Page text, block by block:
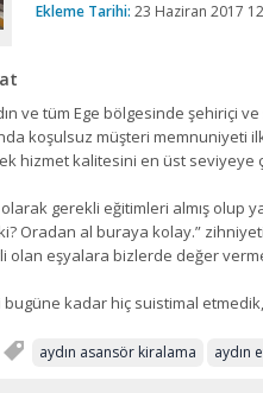
Ekleme Tarihi: 23 Haziran 2017
ve tüm Ege bölgesinde şehiriçi ve
koşulsuz müşteri memnuniyeti
hizmet kalitesini en üst seviyeye
olarak gerekli eğitimleri almış olup
ki? Oradan al buraya kolay.”
olan eşyalara bizlerde değer
bugüne kadar hiç suistimal
aydın asansör kiralama aydın